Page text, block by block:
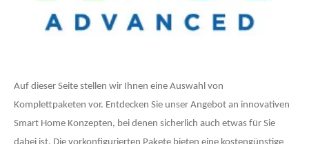
Auf dieser Seite stellen wir Ihnen eine Auswahl von
Komplettpaketen vor. Entdecken Sie unser Angebot an innovativen
Smart Home Konzepten, bei denen sicherlich auch etwas für Sie